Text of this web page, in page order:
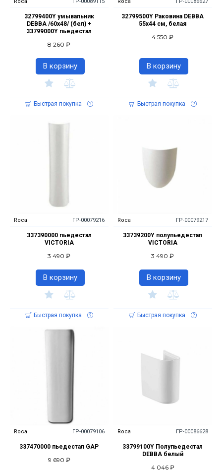
Roca ГР-00089115
32799400Y умывальник
DEBBA /60х48/ (бел) +
33799000Y пьедестал
8 260 ₽
В корзину
Быстрая покупка
Roca ГР-00086627
32799500Y Раковина DEBBA
55х44 см, белая
4 550 ₽
В корзину
Быстрая покупка
Roca ГР-00079216
337390000 пьедестал
VICTORIA
3 490 ₽
В корзину
Быстрая покупка
Roca ГР-00079217
33739200Y полупьедестал
VICTORIA
3 490 ₽
В корзину
Быстрая покупка
Roca ГР-00079106
337470000 пьедестал GAP
9 690 ₽
Roca ГР-00086628
33799100Y Полупьедестал
DEBBA белый
4 046 ₽